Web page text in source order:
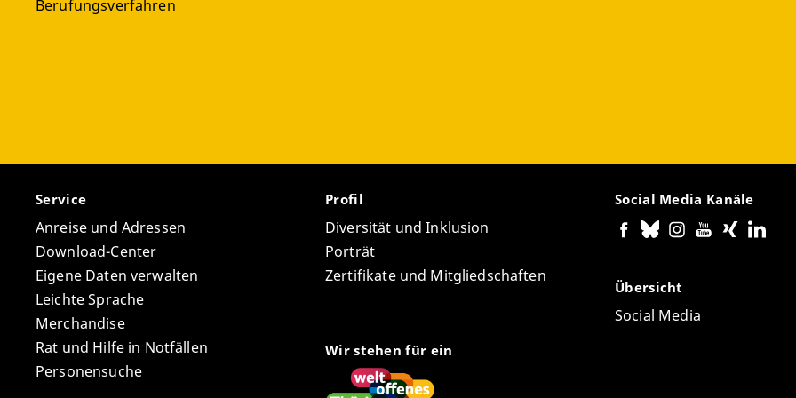
Berufungsverfahren
Service
Anreise und Adressen
Download-Center
Eigene Daten verwalten
Leichte Sprache
Merchandise
Rat und Hilfe in Notfällen
Personensuche
Profil
Diversität und Inklusion
Porträt
Zertifikate und Mitgliedschaften
Wir stehen für ein
Social Media Kanäle
Übersicht
Social Media